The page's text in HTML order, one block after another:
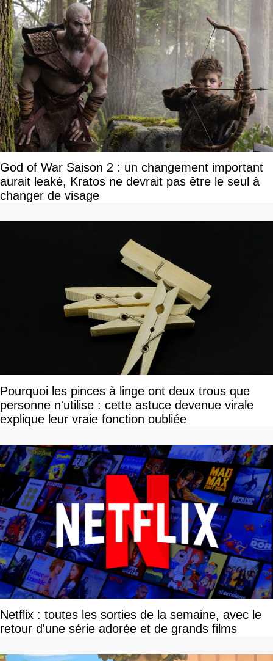
God of War Saison 2 : un changement important
aurait leaké, Kratos ne devrait pas être le seul à
changer de visage
Pourquoi les pinces à linge ont deux trous que
personne n'utilise : cette astuce devenue virale
explique leur vraie fonction oubliée
Netflix : toutes les sorties de la semaine, avec le
retour d'une série adorée et de grands films